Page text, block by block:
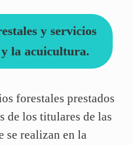
y servicios
y la acuicultura.
forestales prestados
de los titulares de las
se realizan en la